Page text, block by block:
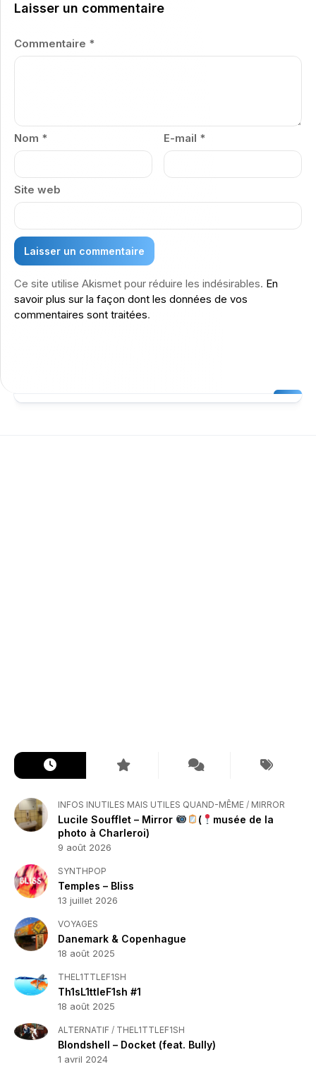
Laisser un commentaire
Commentaire *
Nom * E-mail *
Site web
Ce site utilise Akismet pour réduire les indésirables. En
savoir plus sur la façon dont les données de vos
commentaires sont traitées.
INFOS INUTILES MAIS UTILES QUAND-MÊME / MIRROR
Lucile Soufflet – Mirror (
musée de la
photo à Charleroi)
9 août 2026
SYNTHPOP
Temples – Bliss
13 juillet 2026
VOYAGES
Danemark & Copenhague
18 août 2025
THEL1TTLEF1SH
Th1sL1ttleF1sh #1
18 août 2025
ALTERNATIF / THEL1TTLEF1SH
Blondshell – Docket (feat. Bully)
1 avril 2024